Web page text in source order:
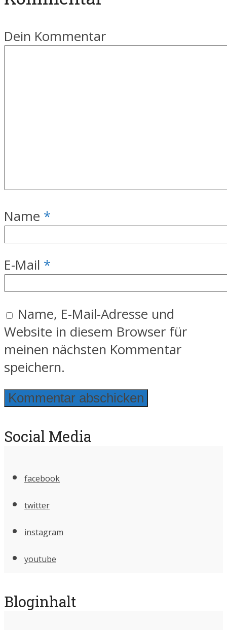
Dein Kommentar
Name *
E-Mail *
Name, E-Mail-Adresse und
Website in diesem Browser für
meinen nächsten Kommentar
speichern.
Social Media
facebook
twitter
instagram
youtube
Bloginhalt